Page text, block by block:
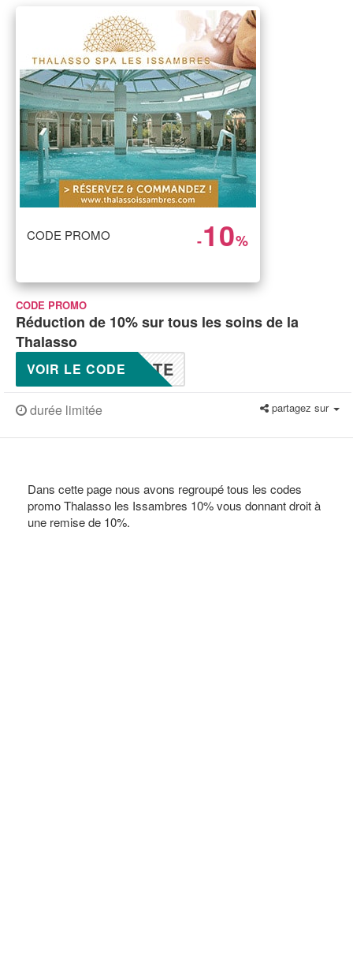
CODE PROMO -10%
CODE PROMO
Réduction de 10% sur tous les soins de la
Thalasso
RTE
VOIR LE CODE
durée limitée partagez sur
Dans cette page nous avons regroupé tous les codes
promo Thalasso les Issambres 10% vous donnant droit à
une remise de 10%.